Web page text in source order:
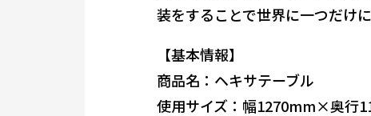
装をすることで世界に一つだけ
【基本情報】
商品名：ヘキサテーブル
使用サイズ：幅1270mm×奥行